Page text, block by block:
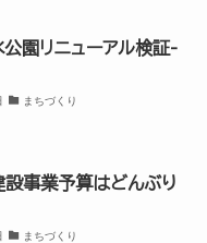
園リニューアル検証-
まちづくり
設事業予算はどんぶり
まちづくり